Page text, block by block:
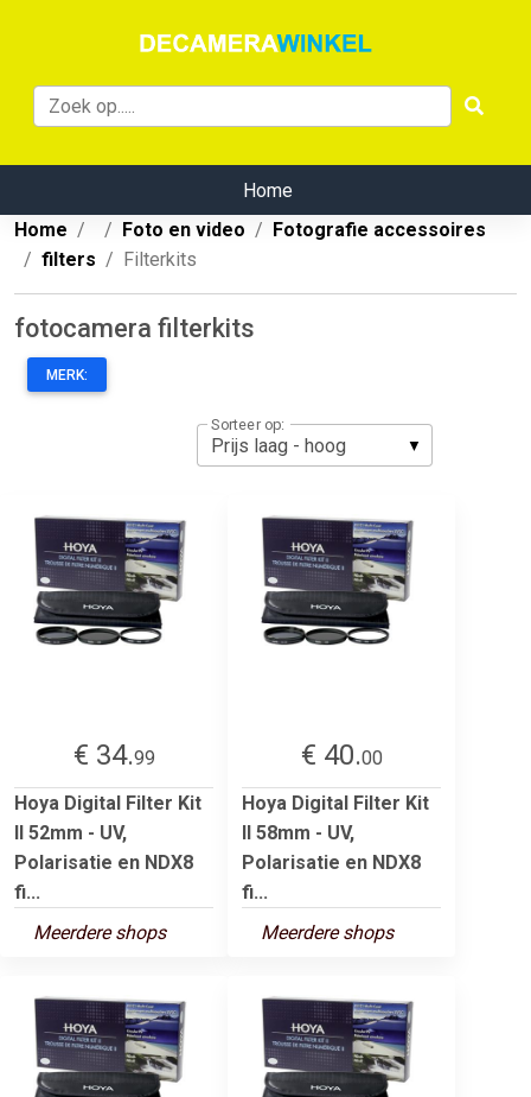
Home
Home
Foto en video
Fotografie accessoires
filters
Filterkits
fotocamera filterkits
MERK:
Sorteer op:
€ 34.99
Hoya Digital Filter Kit
II 52mm - UV,
Polarisatie en NDX8
fi...
Meerdere shops
€ 40.00
Hoya Digital Filter Kit
II 58mm - UV,
Polarisatie en NDX8
fi...
Meerdere shops